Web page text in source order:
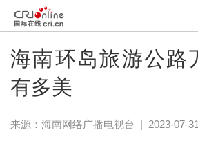
海南环岛旅游公路
有多美
来源： 海南网络广播电视台 | 2023-07-